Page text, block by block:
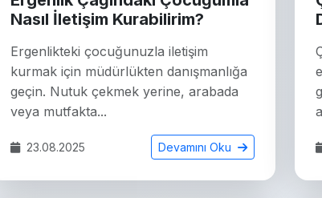
Nasıl İletişim Kurabilirim?
Ergenlikteki çocuğunuzla iletişim
kurmak için müdürlükten danışmanlığa
geçin. Nutuk çekmek yerine, arabada
veya mutfakta...
23.08.2025 Devamını Oku